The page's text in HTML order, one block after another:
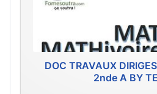
DOC TRAVAUX
2nde A BY